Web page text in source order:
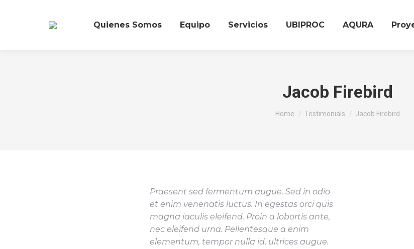
Quienes Somos Equipo Servicios UBIPROC AQURA
Jacob Firebird
You are here:
Home Testimonials Jacob Firebird
Praesent sed fermentum augue. Sed in odio
et enim venenatis luctus. In egestas orci quis
magna iaculis eleifend. Proin a lobortis ante,
nec eleifend urna. Pellentesque a enim
elementum, tempor nulla id, ultrices augue.